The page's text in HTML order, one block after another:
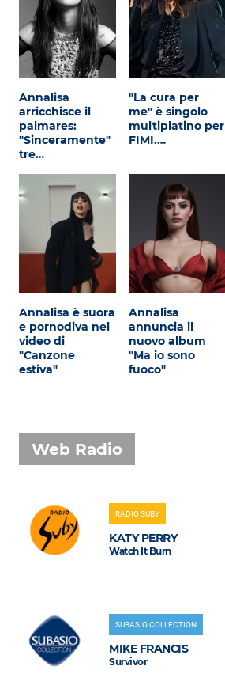
Annalisa
arricchisce il
palmares:
"Sinceramente"
tre…
"La cura per
me" è singolo
multiplatino per
FIMI.…
Annalisa è suora
e pornodiva nel
video di
"Canzone
estiva"
Annalisa
annuncia il
nuovo album
"Ma io sono
fuoco"
Web Radio
RADIO SUBY
KATY PERRY
Watch It Burn
SUBASIO COLLECTION
MIKE FRANCIS
Survivor